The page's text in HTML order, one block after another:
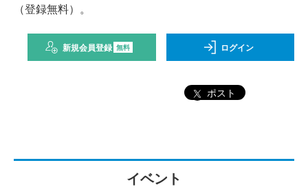
（登録無料）。
新規会員登録 無料 ログイン
ポスト
イベント